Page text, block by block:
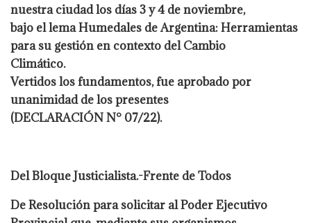
nuestra ciudad los días 3 y 4 de noviembre,
bajo el lema Humedales de Argentina: Herramientas
para su gestión en contexto del Cambio
Climático.
Vertidos los fundamentos, fue aprobado por
unanimidad de los presentes
(DECLARACIÓN N° 07/22).
Del Bloque Justicialista.-Frente de Todos
De Resolución para solicitar al Poder Ejecutivo